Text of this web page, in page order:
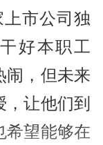
上市公司独
好本职工
闹，但未来
让他们到
希望能够在